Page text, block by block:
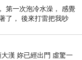
第一次泡冷水澡， 感覺
了， 後來打雷把我吵
漢 妳已經出門 虛驚一